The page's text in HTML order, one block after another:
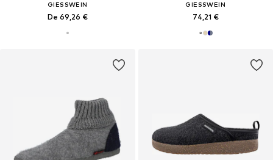
GIESSWEIN
De 69,26 €
GIESSWEIN
74,21 €